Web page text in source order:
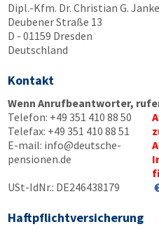
Dipl.-Kfm. Dr. Christian G.
Deubener Straße 13
D - 01159 Dresden
Deutschland
Kontakt
Wenn Anrufbeantworter,
Telefon: +49 351 410 88 50
Telefax: +49 351 410 88 51
E-mail: info@deutsche-
pensionen.de
USt-IdNr.: DE246438179
Haftpflichtversicherung